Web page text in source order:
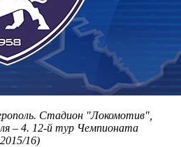
Стадион "Локомотив",
– 4. 12-й тур Чемпионата
16)